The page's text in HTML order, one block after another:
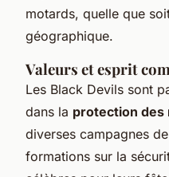
motards, quelle que
géographique.
Valeurs et esprit
Les Black Devils sont
dans la protection
diverses campagnes
formations sur la